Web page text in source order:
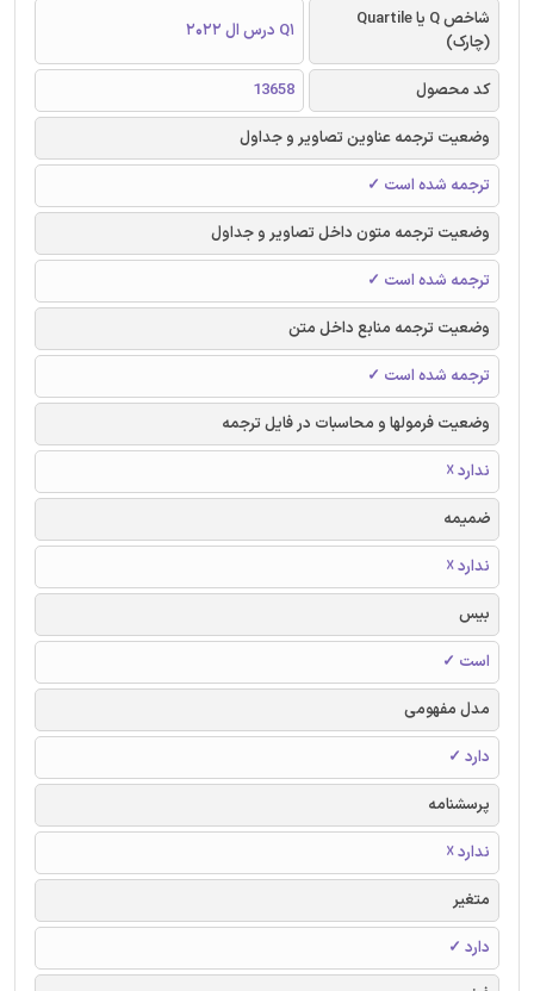
شاخص Q یا Quartile
(چارک)
Q1 درس ال 2022
کد محصول
13658
وضعیت ترجمه عناوین تصاویر و جداول
ترجمه شده است ✓
وضعیت ترجمه متون داخل تصاویر و جداول
ترجمه شده است ✓
وضعیت ترجمه منابع داخل متن
ترجمه شده است ✓
وضعیت فرمولها و محاسبات در فایل ترجمه
ندارد ☓
ضمیمه
ندارد ☓
بیس
است ✓
مدل مفهومی
دارد ✓
پرسشنامه
ندارد ☓
متغیر
دارد ✓